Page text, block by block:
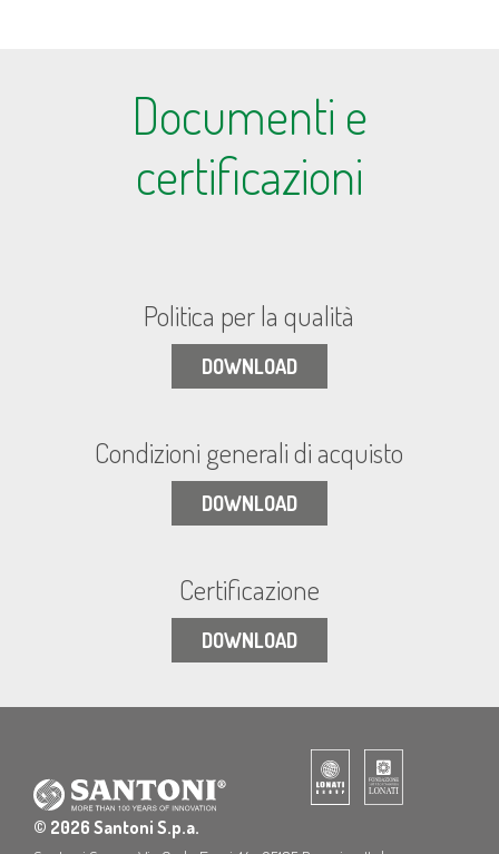
Documenti e
certificazioni
Politica per la qualità
DOWNLOAD
Condizioni generali di acquisto
DOWNLOAD
Certificazione
DOWNLOAD
© 2026 Santoni S.p.a.